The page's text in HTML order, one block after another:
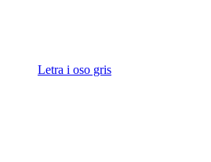
Letra i oso gris